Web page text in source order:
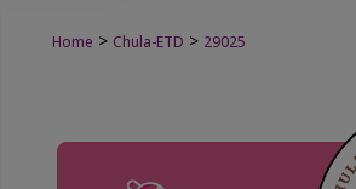
Home > Chula-ETD > 29025